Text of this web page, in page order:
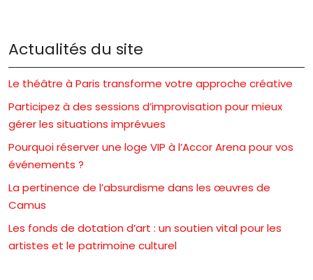
Actualités du site
Le théâtre à Paris transforme votre approche créative
Participez à des sessions d’improvisation pour mieux
gérer les situations imprévues
Pourquoi réserver une loge VIP à l’Accor Arena pour vos
événements ?
La pertinence de l’absurdisme dans les œuvres de
Camus
Les fonds de dotation d’art : un soutien vital pour les
artistes et le patrimoine culturel